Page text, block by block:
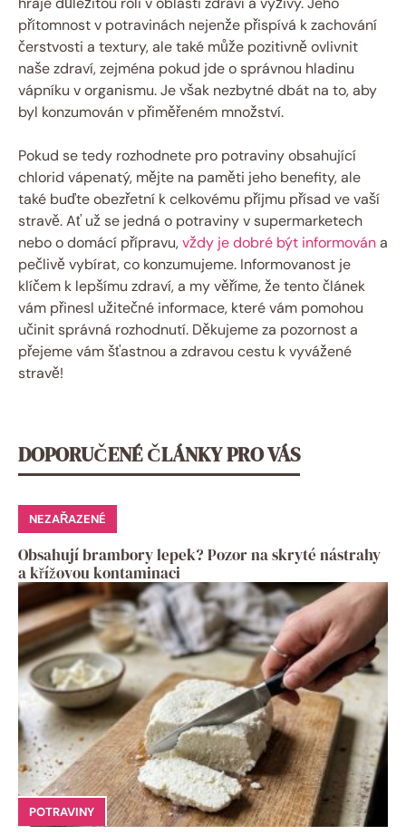
přítomnost v potravinách nejenže přispívá k zachování
čerstvosti a textury, ale také může pozitivně ovlivnit
naše zdraví, zejména pokud jde o správnou hladinu
vápníku v organismu. Je však nezbytné dbát na to, aby
byl konzumován v přiměřeném množství.
Pokud se tedy rozhodnete pro potraviny obsahující
chlorid vápenatý, mějte na paměti jeho benefity, ale
také buďte obezřetní k celkovému příjmu přísad ve vaší
stravě. Ať už se jedná o potraviny v supermarketech
nebo o domácí přípravu,vždy je dobré být informována
pečlivě vybírat, co konzumujeme. Informovanost je
klíčem k lepšímu zdraví, a my věříme, že tento článek
vám přinesl užitečné informace, které vám pomohou
učinit správná rozhodnutí. Děkujeme za pozornost a
přejeme vám šťastnou a zdravou cestu k vyvážené
stravě!
DOPORUČENÉ ČLÁNKY PRO VÁS
NEZAŘAZENÉ
Obsahují brambory lepek? Pozor na skryté nástrahy
a křížovou kontaminaci
POTRAVINY